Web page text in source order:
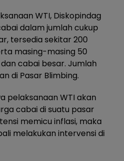
WTI, Diskopindag
dalam jumlah cukup
tersedia sekitar 200
masing-masing 50
cabai besar. Jumlah
di Pasar Blimbing.
pelaksanaan WTI akan
cabai di suatu pasar
memicu inflasi, maka
melakukan intervensi di